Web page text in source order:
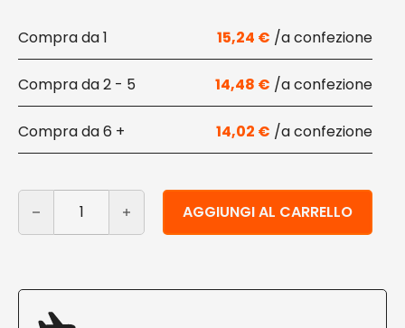
1 15,24 €
2 - 5 14,48 €
6 + 14,02 €
Ciotola in foglia di palma 500 ml 25 pz quantità
AGGIUNGI AL CARRELLO
Alternative: